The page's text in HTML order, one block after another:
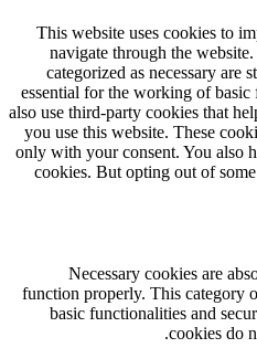
This website uses cookies to
navigate through the
categorized as necessary are
essential for the working of
also use third-party cookies that
you use this website. These
only with your consent. You also
cookies. But opting out of
Necessary cookies are
function properly. This category
basic functionalities and
cookies do